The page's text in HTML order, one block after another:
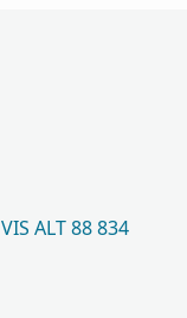
VIS ALT 88 834